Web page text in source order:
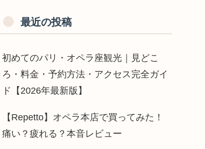
最近の投稿
初めてのパリ・オペラ座観光｜見どこ
ろ・料金・予約方法・アクセス完全ガイ
ド【2026年最新版】
【Repetto】オペラ本店で買ってみた！
痛い？疲れる？本音レビュー